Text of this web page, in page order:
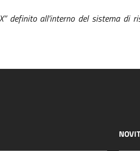
definito all'interno del sistema di